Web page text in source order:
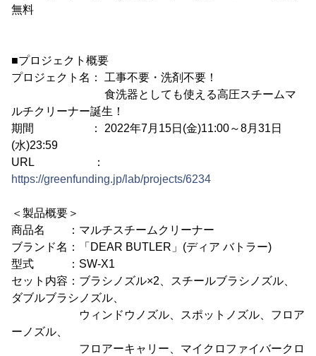
無料
■プロジェクト概要
プロジェクト名： 工事不要・洗剤不要！
食洗器としても使える高圧スチームマ
ルチクリーナー誕生！
期間 ： 2022年7月15日(金)11:00～8月31日
(水)23:59
URL ：
https://greenfunding.jp/lab/projects/6234
＜製品概要＞
商品名 ：マルチスチームクリーナー
ブランド名：「DEAR BUTLER」(ディア バトラー)
型式 ：SW-X1
セット内容：ブラシノズル×2、スチールブラシノズル、
ダブルブラシノズル、
ウィンドウノズル、スポットノズル、フロア
ーノズル、
フロアーキャリー、マイクロファイバークロ